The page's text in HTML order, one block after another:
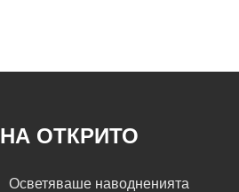
НА ОТКРИТО
Осветяваше наводненията